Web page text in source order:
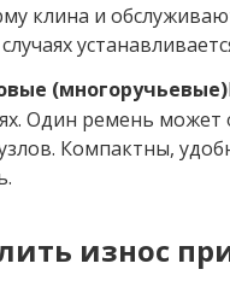
клина и
(многоручьевые)
Один ремень
Компактны,
износ